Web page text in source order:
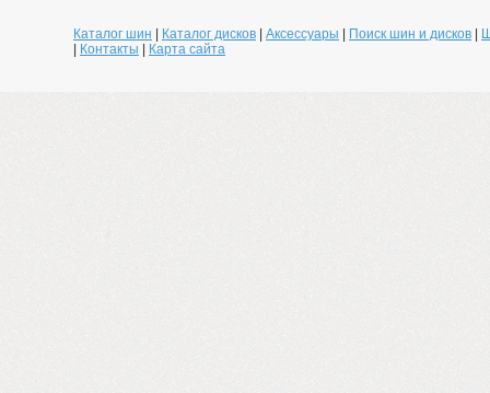
Каталог шин Каталог дисков Аксессуары Поиск шин и дисков
Контакты Карта сайта